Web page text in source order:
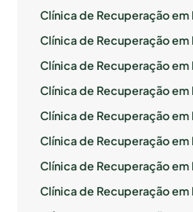
Clínica de Recuperação em
Clínica de Recuperação em
Clínica de Recuperação em
Clínica de Recuperação em
Clínica de Recuperação em
Clínica de Recuperação em
Clínica de Recuperação em
Clínica de Recuperação em